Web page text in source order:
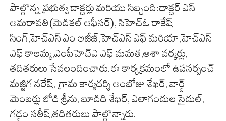
పాల్గొన్న ప్రభుత్వ డాక్టర్లు మరియు సిబ్బంది:డాక్టర్ ఎస్
అమరావతి(మెడికల్ ఆఫీసర్), సిహెచ్ఓ రాకేష్
సింగ్,హెచ్ఎస్ ఎం అజీజ్,హెచ్ఎస్ ఎఫ్ మరియా,హెచ్ఎస్
ఎఫ్ కాలమ్మ,ఎంపీహెచ్ఎ ఎఫ్ మమత,ఆశా వర్కర్లు,
తదితరులు సేవలందించారు.ఈ కార్యక్రమంలో ఉపసర్పంచ్
మజ్జిగ నరేష్, గ్రామ కార్యదర్శి అంబోజు శేఖర్, వార్డ్
మెంబర్లు లోడి శ్రీను, బూడిది శేఖర్, ఎలాగందుల సైదుల్,
గడ్డం సతీష్,తదితరులు పాల్గొన్నారు.